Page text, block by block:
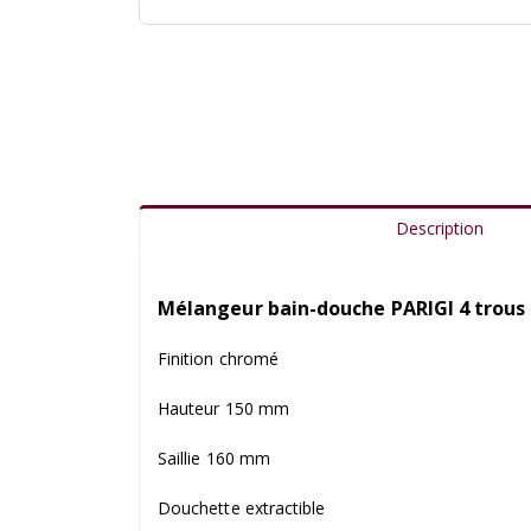
Description
Mélangeur bain-douche PARIGI 4 trous
Finition chromé
Hauteur 150 mm
Saillie 160 mm
Douchette extractible